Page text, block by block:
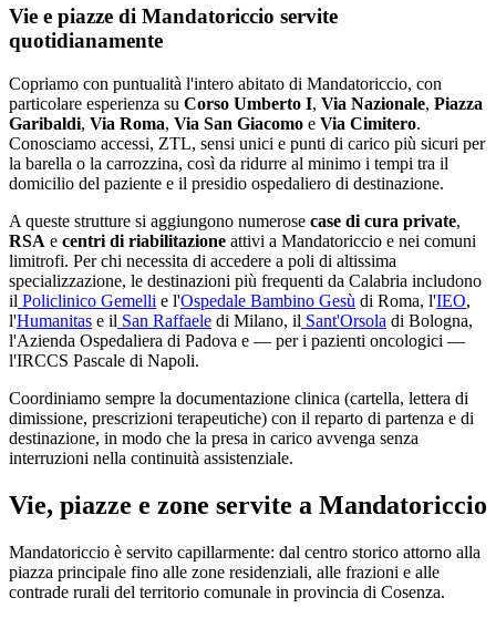
Vie e piazze di Mandatoriccio servite
quotidianamente
Copriamo con puntualità l'intero abitato di Mandatoriccio, con
particolare esperienza su Corso Umberto I, Via Nazionale, Piazza
Garibaldi, Via Roma, Via San Giacomo e Via Cimitero.
Conosciamo accessi, ZTL, sensi unici e punti di carico più sicuri per
la barella o la carrozzina, così da ridurre al minimo i tempi tra il
domicilio del paziente e il presidio ospedaliero di destinazione.
A queste strutture si aggiungono numerose case di cura private,
RSA e centri di riabilitazione attivi a Mandatoriccio e nei comuni
limitrofi. Per chi necessita di accedere a poli di altissima
specializzazione, le destinazioni più frequenti da Calabria includono
il Policlinico Gemelli e l'Ospedale Bambino Gesù di Roma, l'IEO,
l'Humanitas e il San Raffaele di Milano, il Sant'Orsola di Bologna,
l'Azienda Ospedaliera di Padova e — per i pazienti oncologici —
l'IRCCS Pascale di Napoli.
Coordiniamo sempre la documentazione clinica (cartella, lettera di
dimissione, prescrizioni terapeutiche) con il reparto di partenza e di
destinazione, in modo che la presa in carico avvenga senza
interruzioni nella continuità assistenziale.
Vie, piazze e zone servite a Mandatoriccio
Mandatoriccio è servito capillarmente: dal centro storico attorno alla
piazza principale fino alle zone residenziali, alle frazioni e alle
contrade rurali del territorio comunale in provincia di Cosenza.